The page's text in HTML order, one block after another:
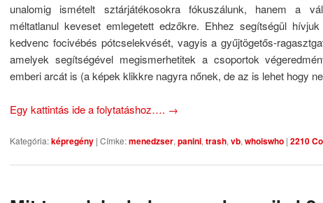
unalomig ismételt sztárjátékosokra fókuszálunk, hanem a
méltatlanul keveset emlegetett edzőkre. Ehhez segítségül
kedvenc focivébés pótcselekvését, vagyis a gyűjtögetős-
amelyek segítségével megismerhetitek a csoportok
emberi arcát is (a képek klikkre nagyra nőnek, de az is lehet hogy
Egy kattintás ide a folytatáshoz…. →
Kategória:képregény | Címke:menedzser, panini, trash, vb, whoiswho | 2210